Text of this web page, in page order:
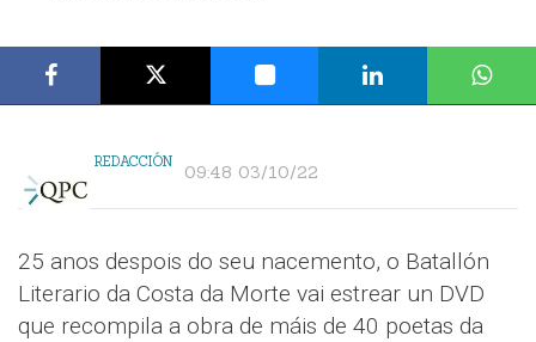
REDACCIÓN 09:48 03/10/22
25 anos despois do seu nacemento, o Batallón
Literario da Costa da Morte vai estrear un DVD
que recompila a obra de máis de 40 poetas da